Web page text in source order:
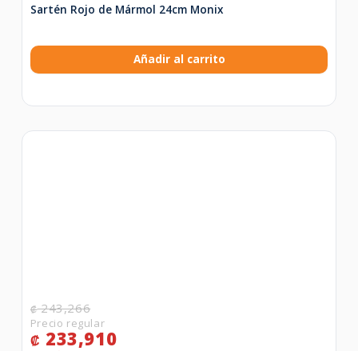
Sartén Rojo de Mármol 24cm Monix
Añadir al carrito
₡243,266
₡ 233,910